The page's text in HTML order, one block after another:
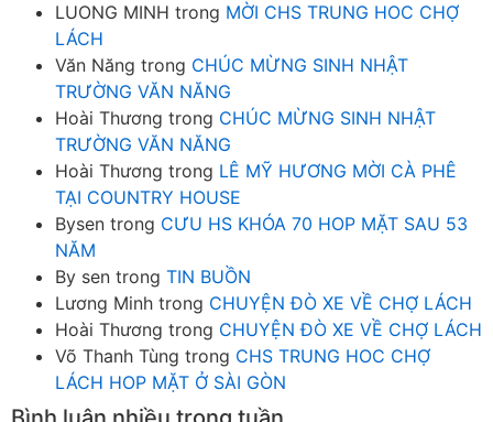
LUONG MINH trong MỜI CHS TRUNG HOC CHỢ
LÁCH
Văn Năng trong CHÚC MỪNG SINH NHẬT
TRƯỜNG VĂN NĂNG
Hoài Thương trong CHÚC MỪNG SINH NHẬT
TRƯỜNG VĂN NĂNG
Hoài Thương trong LÊ MỸ HƯƠNG MỜI CÀ PHÊ
TẠI COUNTRY HOUSE
Bysen trong CƯU HS KHÓA 70 HOP MẶT SAU 53
NĂM
By sen trong TIN BUỒN
Lương Minh trong CHUYỆN ĐÒ XE VỀ CHỢ LÁCH
Hoài Thương trong CHUYỆN ĐÒ XE VỀ CHỢ LÁCH
Võ Thanh Tùng trong CHS TRUNG HOC CHỢ
LÁCH HOP MẶT Ở SÀI GÒN